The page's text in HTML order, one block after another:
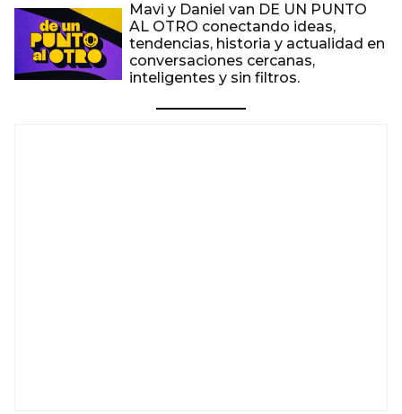
Mavi y Daniel van DE UN PUNTO
AL OTRO conectando ideas,
tendencias, historia y actualidad en
conversaciones cercanas,
inteligentes y sin filtros.